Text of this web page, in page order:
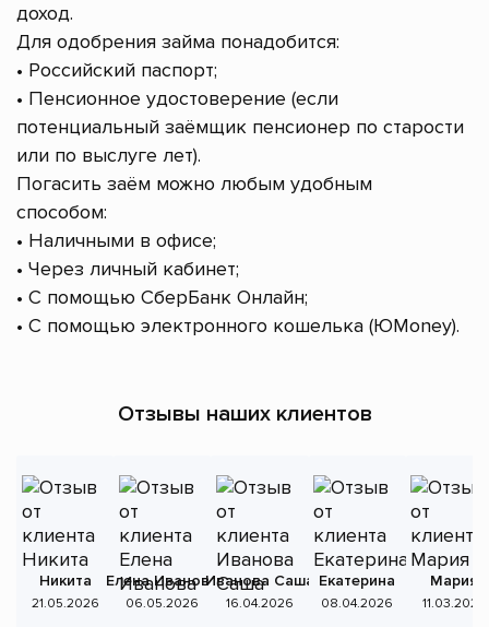
доход.
Для одобрения займа понадобится:
• Российский паспорт;
• Пенсионное удостоверение (если
потенциальный заёмщик пенсионер по старости
или по выслуге лет).
Погасить заём можно любым удобным
способом:
• Наличными в офисе;
• Через личный кабинет;
• С помощью СберБанк Онлайн;
• С помощью электронного кошелька (ЮMoney).
Отзывы наших клиентов
Никита
21.05.2026
Елена Иванова
06.05.2026
Иванова Саша
16.04.2026
Екатерина
08.04.2026
Мария
11.03.2026